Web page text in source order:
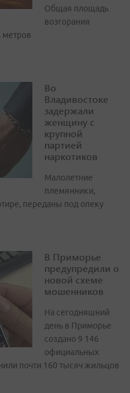
Общая площадь
возгорания
метров
Во
Владивостоке
задержали
женщину с
крупной
партией
наркотиков
Малолетние
племянники,
переданы под опеку
В Приморье
предупредили о
новой схеме
мошенников
На сегодняшний
день в Приморье
создано 9 146
официальных
почти 160 тысяч жильцов